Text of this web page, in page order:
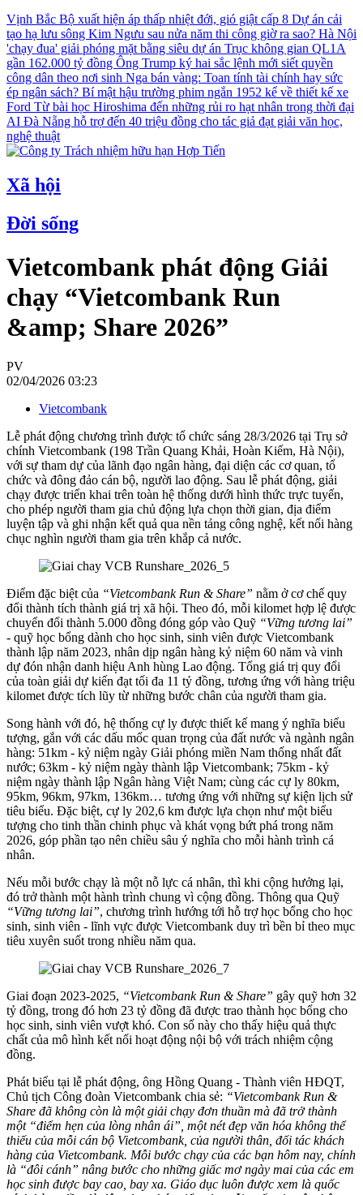
Vịnh Bắc Bộ xuất hiện áp thấp nhiệt đới, gió giật cấp 8 Dự án cải
tạo hạ lưu sông Kim Ngưu sau nửa năm thi công giờ ra sao? Hà Nội
'chạy đua' giải phóng mặt bằng siêu dự án Trục không gian QL1A
gần 162.000 tỷ đồng Ông Trump ký hai sắc lệnh mới siết quyền
công dân theo nơi sinh Nga bán vàng: Toan tính tài chính hay sức
ép ngân sách? Bí mật hậu trường phim ngắn 1952 kể về thiết kế xe
Ford Từ bài học Hiroshima đến những rủi ro hạt nhân trong thời đại
AI Đà Nẵng hỗ trợ đến 40 triệu đồng cho tác giả đạt giải văn học,
nghệ thuật
Xã hội
Đời sống
Vietcombank phát động Giải
chạy “Vietcombank Run
&amp; Share 2026”
PV
02/04/2026 03:23
Vietcombank
Lễ phát động chương trình được tổ chức sáng 28/3/2026 tại Trụ sở
chính Vietcombank (198 Trần Quang Khải, Hoàn Kiếm, Hà Nội),
với sự tham dự của lãnh đạo ngân hàng, đại diện các cơ quan, tổ
chức và đông đảo cán bộ, người lao động. Sau lễ phát động, giải
chạy được triển khai trên toàn hệ thống dưới hình thức trực tuyến,
cho phép người tham gia chủ động lựa chọn thời gian, địa điểm
luyện tập và ghi nhận kết quả qua nền tảng công nghệ, kết nối hàng
chục nghìn người tham gia trên khắp cả nước.
Điểm đặc biệt của “Vietcombank Run & Share” nằm ở cơ chế quy
đổi thành tích thành giá trị xã hội. Theo đó, mỗi kilomet hợp lệ được
chuyển đổi thành 5.000 đồng đóng góp vào Quỹ “Vững tương lai”
- quỹ học bổng dành cho học sinh, sinh viên được Vietcombank
thành lập năm 2023, nhân dịp ngân hàng kỷ niệm 60 năm và vinh
dự đón nhận danh hiệu Anh hùng Lao động. Tổng giá trị quy đổi
của toàn giải dự kiến đạt tối đa 11 tỷ đồng, tương ứng với hàng triệu
kilomet được tích lũy từ những bước chân của người tham gia.
Song hành với đó, hệ thống cự ly được thiết kế mang ý nghĩa biểu
tượng, gắn với các dấu mốc quan trọng của đất nước và ngành ngân
hàng: 51km - kỷ niệm ngày Giải phóng miền Nam thống nhất đất
nước; 63km - kỷ niệm ngày thành lập Vietcombank; 75km - kỷ
niệm ngày thành lập Ngân hàng Việt Nam; cùng các cự ly 80km,
95km, 96km, 97km, 136km… tương ứng với những sự kiện lịch sử
tiêu biểu. Đặc biệt, cự ly 202,6 km được lựa chọn như một biểu
tượng cho tinh thần chinh phục và khát vọng bứt phá trong năm
2026, góp phần tạo nên chiều sâu ý nghĩa cho mỗi hành trình cá
nhân.
Nếu mỗi bước chạy là một nỗ lực cá nhân, thì khi cộng hưởng lại,
đó trở thành một hành trình chung vì cộng đồng. Thông qua Quỹ
“Vững tương lai”, chương trình hướng tới hỗ trợ học bổng cho học
sinh, sinh viên - lĩnh vực được Vietcombank duy trì bền bỉ theo mục
tiêu xuyên suốt trong nhiều năm qua.
Giai đoạn 2023-2025, “Vietcombank Run & Share” gây quỹ hơn 32
tỷ đồng, trong đó hơn 23 tỷ đồng đã được trao thành học bổng cho
học sinh, sinh viên vượt khó. Con số này cho thấy hiệu quả thực
chất của mô hình kết nối hoạt động nội bộ với trách nhiệm cộng
đồng.
Phát biểu tại lễ phát động, ông Hồng Quang - Thành viên HĐQT,
Chủ tịch Công đoàn Vietcombank chia sẻ: “Vietcombank Run &
Share đã không còn là một giải chạy đơn thuần mà đã trở thành
một “điểm hẹn của lòng nhân ái”, một nét đẹp văn hóa không thể
thiếu của mỗi cán bộ Vietcombank, của người thân, đối tác khách
hàng của Vietcombank. Mỗi bước chạy của các bạn hôm nay, chính
là “đôi cánh” nâng bước cho những giấc mơ ngày mai của các em
học sinh được bay cao, bay xa. Giáo dục luôn được xem là quốc